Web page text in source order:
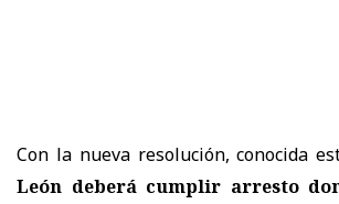
Con la nueva resolución, conocida
León deberá cumplir arresto